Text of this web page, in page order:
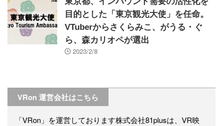
目的とした「東京観光大使」を任命。
VTuberからさくらみこ、がうる・ぐ
ら、森カリオペが選出
2023/2/8
VRon 運営会社はこちら
「VRon」を運営しております株式会社81plusは、VR映